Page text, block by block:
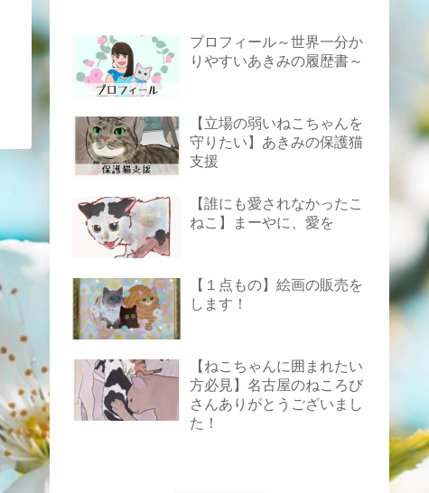
プロフィール～世界一分か
りやすいあきみの履歴書～
【立場の弱いねこちゃんを
守りたい】あきみの保護猫
支援
【誰にも愛されなかったこ
ねこ】まーやに、愛を
【１点もの】絵画の販売を
します！
【ねこちゃんに囲まれたい
方必見】名古屋のねころび
さんありがとうございまし
た！